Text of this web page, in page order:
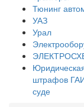
Тюнинг
УАЗ
Урал
штрафов
суде